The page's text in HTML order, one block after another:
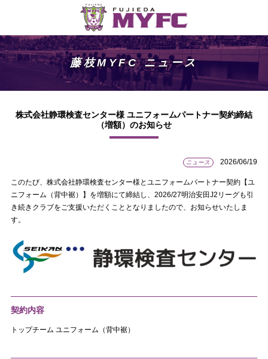
藤枝MYFC ニュース
株式会社静環検査センター様 ユニフォームパートナー契約締結
（増額）のお知らせ
ニュース 2026/06/19
このたび、株式会社静環検査センター様とユニフォームパートナー契約【ユ
ニフォーム（背中裾）】を増額にて締結し、2026/27明治安田J2リーグも引
き続きクラブをご支援いただくこととなりましたので、お知らせいたしま
す。
契約内容
トップチーム ユニフォーム（背中裾）